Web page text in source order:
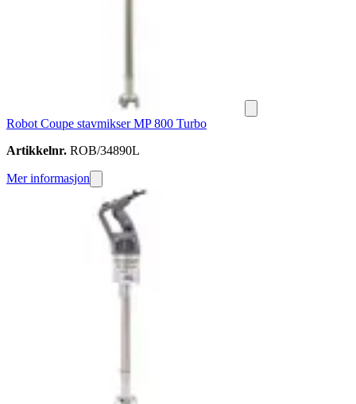
Robot Coupe stavmikser MP 800 Turbo
Artikkelnr. ROB/34890L
Mer informasjon